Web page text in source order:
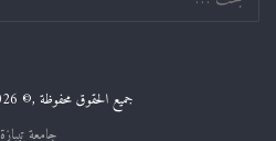
جميع الحقوق محفوظة ,© Copyright 2026
جامعة تيبازة